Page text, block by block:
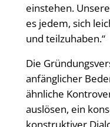
einstehen.
es jedem, sich
und teilzuhaben.“
Die
anfänglicher
ähnliche
auslösen, ein